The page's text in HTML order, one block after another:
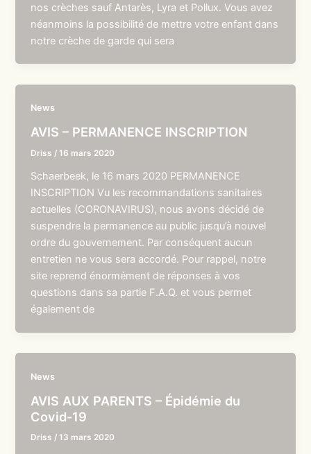
nos crèches sauf Antarès, Lyra et Pollux. Vous avez
néanmoins la possibilité de mettre votre enfant dans
notre crèche de garde qui sera
News
AVIS – PERMANENCE INSCRIPTION
Driss /16 mars 2020
Schaerbeek, le 16 mars 2020 PERMANENCE
INSCRIPTION Vu les recommandations sanitaires
actuelles (CORONAVIRUS), nous avons décidé de
suspendre la permanence au public jusqu’à nouvel
ordre du gouvernement. Par conséquent aucun
entretien ne vous sera accordé. Pour rappel, notre
site reprend énormément de réponses à vos
questions dans sa partie F.A.Q. et vous permet
également de
News
AVIS AUX PARENTS – Épidémie du
Covid-19
Driss /13 mars 2020